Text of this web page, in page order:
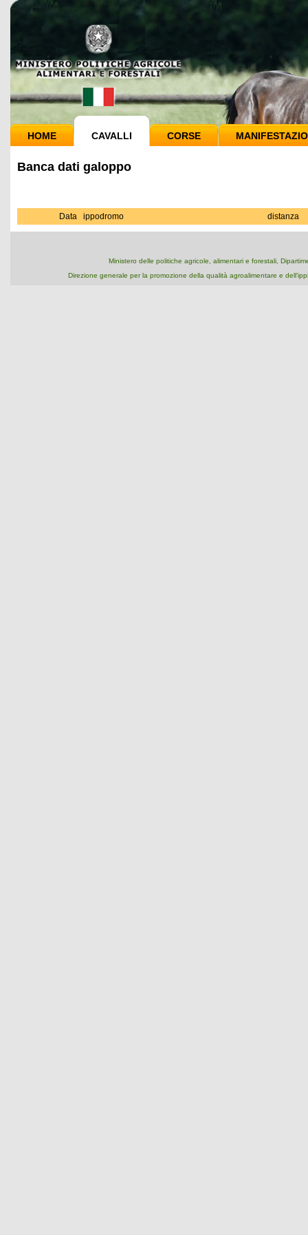
HOME CAVALLI CORSE
Banca dati galoppo
Data ippodromo distanza
Ministero delle politiche agricole, alimentari e forestali,
Direzione generale per la promozione della qualità agroalimentare e